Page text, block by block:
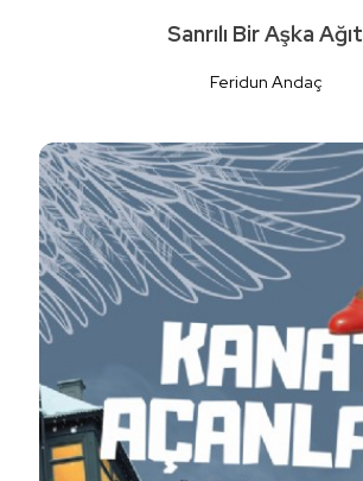
Detaylı İncele
Sanrılı Bir Aşka Ağıt
Feridun Andaç